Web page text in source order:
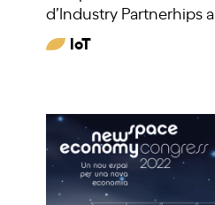
d’Industry Partnerhips a…
IoT